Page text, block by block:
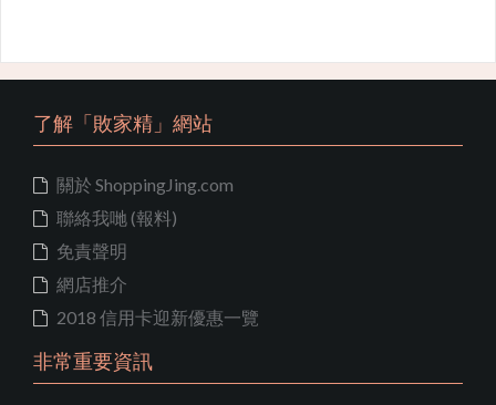
了解「敗家精」網站
關於 ShoppingJing.com
聯絡我哋 (報料)
免責聲明
網店推介
2018 信用卡迎新優惠一覽
非常重要資訊